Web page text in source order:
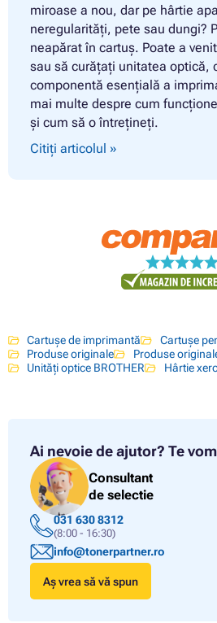
miroase a nou, dar pe hârtie
neregularități, pete sau dungi?
neapărat în cartuș. Poate a
sau să curățați unitatea optică,
componentă esențială a
mai multe despre cum
și cum să o întrețineți.
Citiți articolul »
Cartușe de imprimantă
Cartușe
Produse originale
Produse
Unități optice BROTHER
Hârtie
Ai nevoie de ajutor? Te
Consultant
de selectie
031 630 8312
(8:00 - 16:30)
info@tonerpartner.ro
Aș vrea să vă spun